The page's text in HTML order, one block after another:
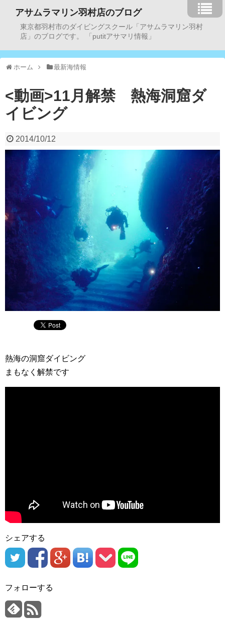
アサムラマリン羽村店のブログ
東京都羽村市のダイビングスクール「アサムラマリン羽村
店」のブログです。 「putitアサマリ情報」
ホーム 最新海情報
<動画>11月解禁 熱海洞窟ダ
イビング
2014/10/12
熱海の洞窟ダイビング
まもなく解禁です
シェアする
フォローする